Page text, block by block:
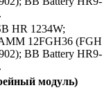
HR 1234W;
12FGH36 (FGH
BB Battery HR9-
модуль)